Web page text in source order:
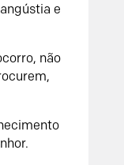
e
não